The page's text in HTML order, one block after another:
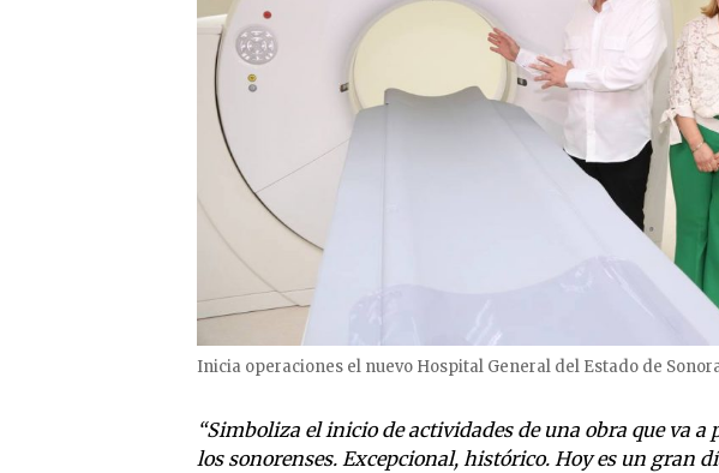
Inicia operaciones el nuevo Hospital General del Estado de
“Simboliza el inicio de actividades de una obra que va
los sonorenses. Excepcional, histórico. Hoy es un gran